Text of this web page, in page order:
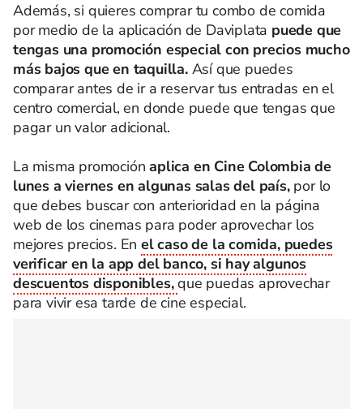
Además, si quieres comprar tu combo de comida
por medio de la aplicación de Daviplata puede que
tengas una promoción especial con precios mucho
más bajos que en taquilla. Así que puedes
comparar antes de ir a reservar tus entradas en el
centro comercial, en donde puede que tengas que
pagar un valor adicional.
La misma promoción aplica en Cine Colombia de
lunes a viernes en algunas salas del país,por lo
que debes buscar con anterioridad en la página
web de los cinemas para poder aprovechar los
mejores precios. Enel caso de la comida, puedes
verificar en la app del banco, si hay algunos
descuentos disponibles,que puedas aprovechar
para vivir esa tarde de cine especial.